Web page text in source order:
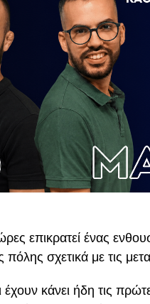
ώρες επικρατεί ένας
πόλης σχετικά με τις
έχουν κάνει ήδη τις